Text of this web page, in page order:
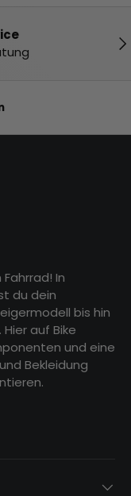
In
du dein
bis hin
auf Bike
und eine
Bekleidung